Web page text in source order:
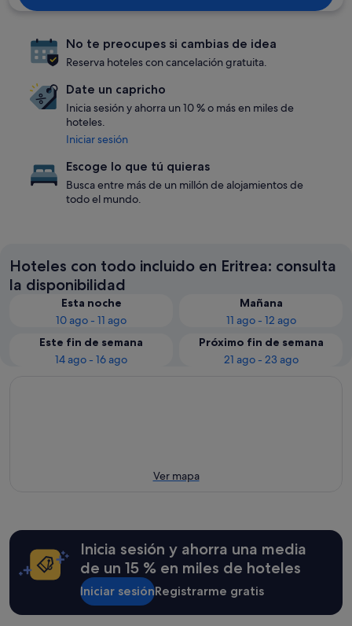
No te preocupes si cambias de idea
Reserva hoteles con cancelación gratuita.
Date un capricho
Inicia sesión y ahorra un 10 % o más en miles de
hoteles.
Iniciar sesión
Escoge lo que tú quieras
Busca entre más de un millón de alojamientos de
todo el mundo.
Hoteles con todo incluido en Eritrea: consulta
la disponibilidad
Esta noche
10 ago - 11 ago
Mañana
11 ago - 12 ago
Este fin de semana
14 ago - 16 ago
Próximo fin de semana
21 ago - 23 ago
Ver mapa
Inicia sesión y ahorra una media
de un 15 % en miles de hoteles
Iniciar sesiónRegistrarme gratis